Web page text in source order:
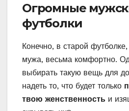
Огромные
футболки
Конечно, в старой
мужа, весьма комфортно.
выбирать такую вещь для
надеть то, что будет только
твою женственность и